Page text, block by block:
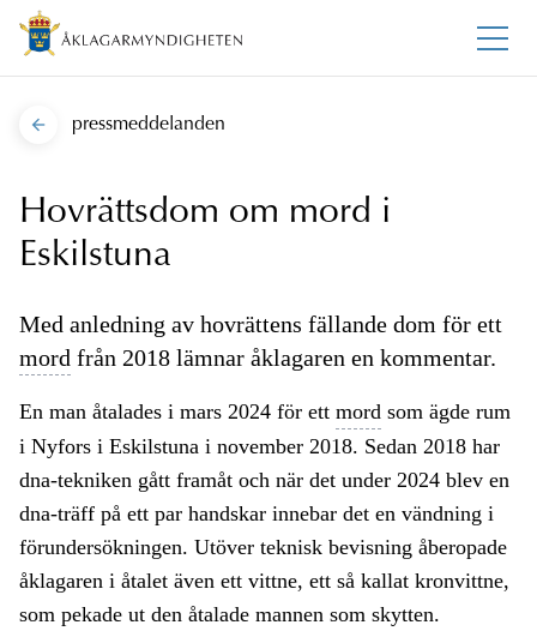
pressmeddelanden
Hovrättsdom om mord i
Eskilstuna
Med anledning av hovrättens fällande dom för ett
mord från 2018 lämnar åklagaren en kommentar.
En man åtalades i mars 2024 för ett mord som ägde rum
i Nyfors i Eskilstuna i november 2018. Sedan 2018 har
dna-tekniken gått framåt och när det under 2024 blev en
dna-träff på ett par handskar innebar det en vändning i
förundersökningen. Utöver teknisk bevisning åberopade
åklagaren i åtalet även ett vittne, ett så kallat kronvittne,
som pekade ut den åtalade mannen som skytten.